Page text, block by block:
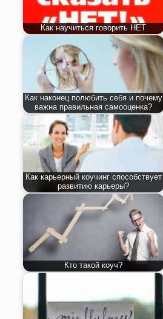
Как научиться говорить НЕТ
Как наконец полюбить себя и почему
важна правильная самооценка?
Как карьерный коучинг способствует
развитию карьеры?
Кто такой коуч?